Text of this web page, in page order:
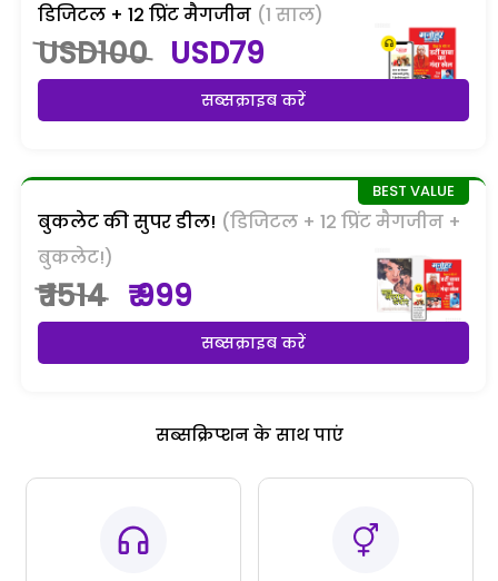
डिजिटल + 12 प्रिंट मैगजीन (1 साल)
USD100 USD79
सब्सक्राइब करें
बुकलेट की सुपर डील! (डिजिटल + 12 प्रिंट मैगजीन +
बुकलेट!)
₹ 1514 ₹ 999
सब्सक्राइब करें
सब्सक्रिप्शन के साथ पाएं